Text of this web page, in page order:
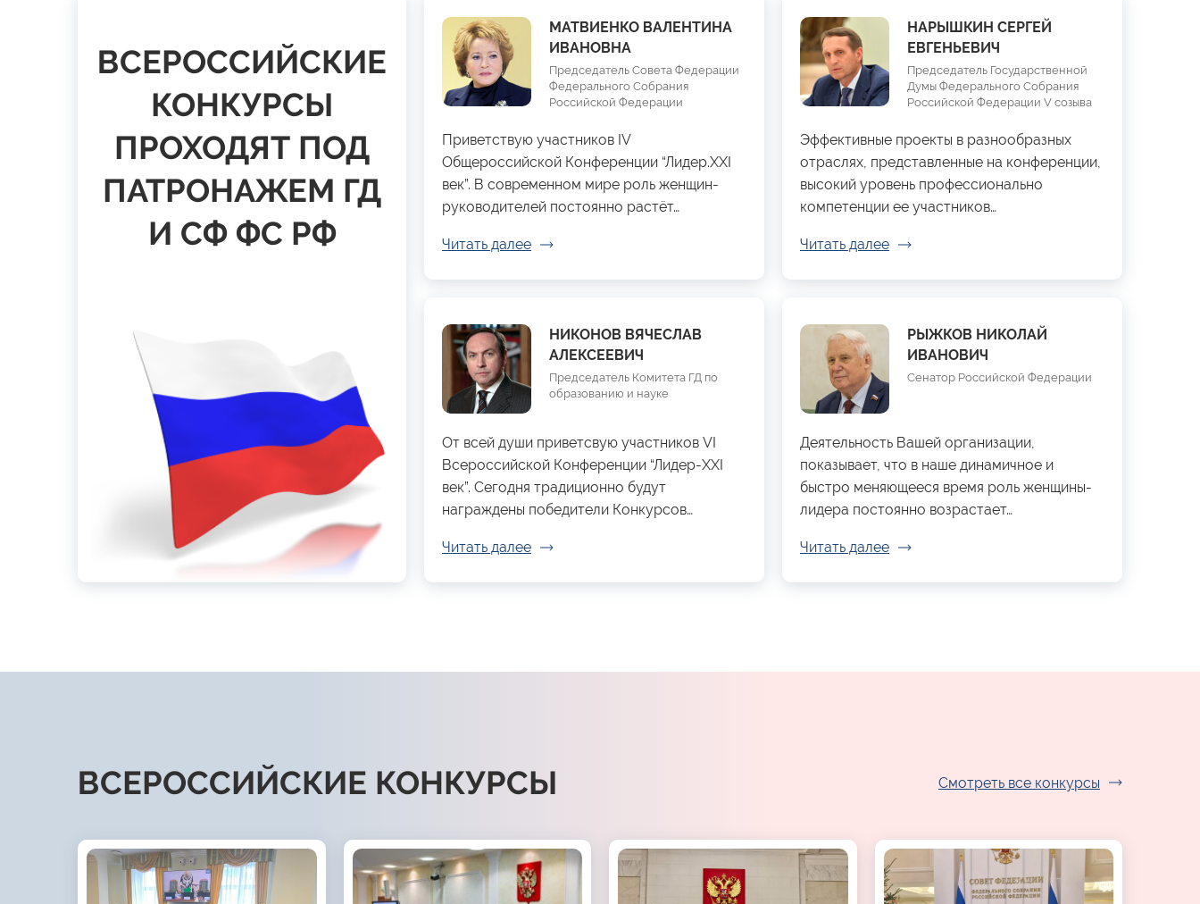
ВСЕРОССИЙСКИЕ
КОНКУРСЫ
ПРОХОДЯТ ПОД
ПАТРОНАЖЕМ ГД
И СФ ФС РФ
МАТВИЕНКО ВАЛЕНТИНА
ИВАНОВНА
Председатель Совета Федерации
Федерального Собрания
Российской Федерации
Приветствую участников IV
Общероссийской Конференции “Лидер.XXI
век”. В современном мире роль женщин-
руководителей постоянно растёт…
Читать далее
НАРЫШКИН СЕРГЕЙ
ЕВГЕНЬЕВИЧ
Председатель Государственной
Думы Федерального Собрания
Российской Федерации V созыва
Эффективные проекты в разнообразных
отраслях, представленные на конференции,
высокий уровень профессионально
компетенции ее участников…
Читать далее
НИКОНОВ ВЯЧЕСЛАВ
АЛЕКСЕЕВИЧ
Председатель Комитета ГД по
образованию и науке
От всей души приветсвую участников VI
Всероссийской Конференции “Лидер-XXI
век”. Сегодня традиционно будут
награждены победители Конкурсов…
Читать далее
РЫЖКОВ НИКОЛАЙ
ИВАНОВИЧ
Сенатор Российской Федерации
Деятельность Вашей организации,
показывает, что в наше динамичное и
быстро меняющееся время роль женщины-
лидера постоянно возрастает…
Читать далее
ВСЕРОССИЙСКИЕ КОНКУРСЫ Смотреть все конкурсы